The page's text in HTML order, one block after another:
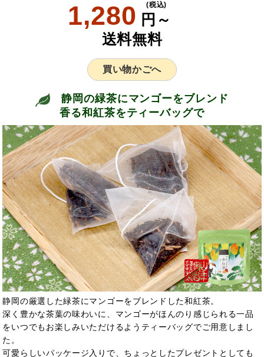
1,280 円～
(税込)
送料無料
買い物かごへ
静岡の緑茶にマンゴーをブレンド
香る和紅茶をティーバッグで
静岡の厳選した緑茶にマンゴーをブレンドした和紅茶。
深く豊かな茶葉の味わいに、マンゴーがほんのり感じられる一品
をいつでもお楽しみいただけるようティーバッグでご用意しまし
た。
可愛らしいパッケージ入りで、ちょっとしたプレゼントとしても